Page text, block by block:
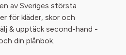
av Sveriges största
för kläder, skor och
& upptäck second-hand -
din plånbok.